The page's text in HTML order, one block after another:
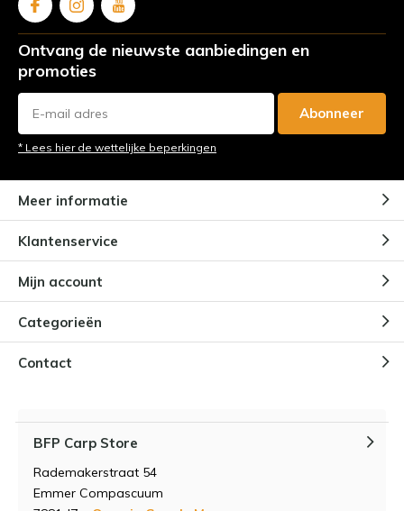
Ontvang de nieuwste aanbiedingen en
promoties
Abonneer
* Lees hier de wettelijke beperkingen
Meer informatie
Klantenservice
Mijn account
Categorieën
Contact
BFP Carp Store
Rademakerstraat 54
Emmer Compascuum